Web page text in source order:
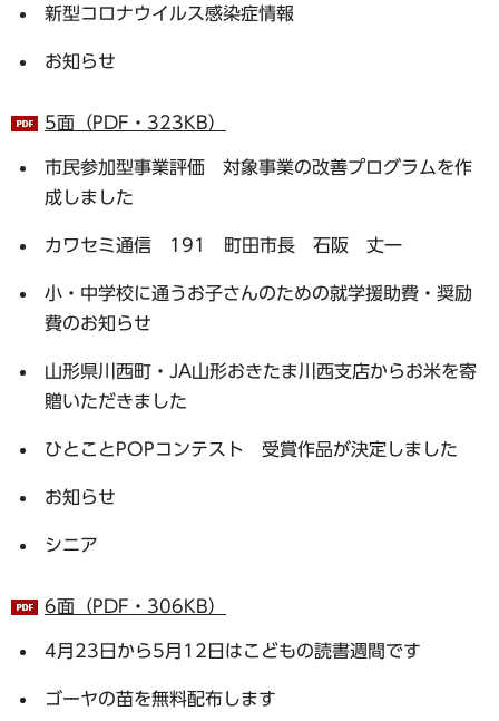
新型コロナウイルス感染症情報
お知らせ
5面（PDF・323KB）
市民参加型事業評価 対象事業の改善プログラムを作
成しました
カワセミ通信 191 町田市長 石阪 丈一
小・中学校に通うお子さんのための就学援助費・奨励
費のお知らせ
山形県川西町・JA山形おきたま川西支店からお米を寄
贈いただきました
ひとことPOPコンテスト 受賞作品が決定しました
お知らせ
シニア
6面（PDF・306KB）
4月23日から5月12日はこどもの読書週間です
ゴーヤの苗を無料配布します